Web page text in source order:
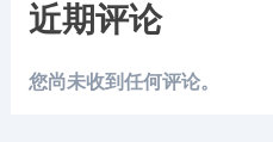
近期评论
您尚未收到任何评论。